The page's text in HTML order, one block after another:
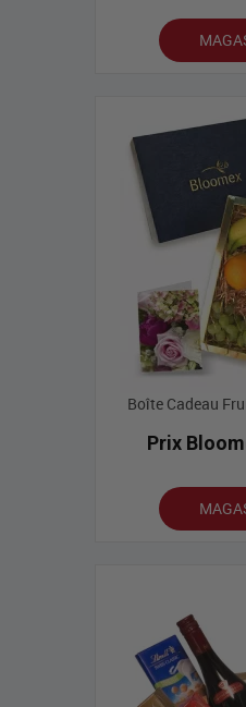
Boîte Cadeau
Prix